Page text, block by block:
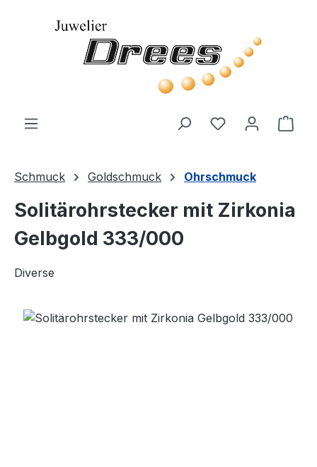
Zum Hauptinhalt springen
Du hast 0
Schmuck Goldschmuck Ohrschmuck
Solitärohrstecker mit Zirkonia
Gelbgold 333/000
Diverse